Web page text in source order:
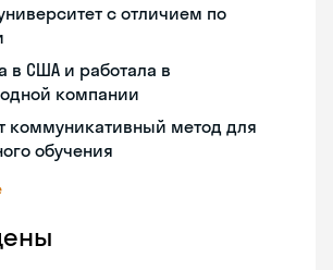
с отличием по
в США и работала в
компании
коммуникативный метод для
обучения